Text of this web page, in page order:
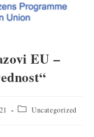
EU –
Uncategorized